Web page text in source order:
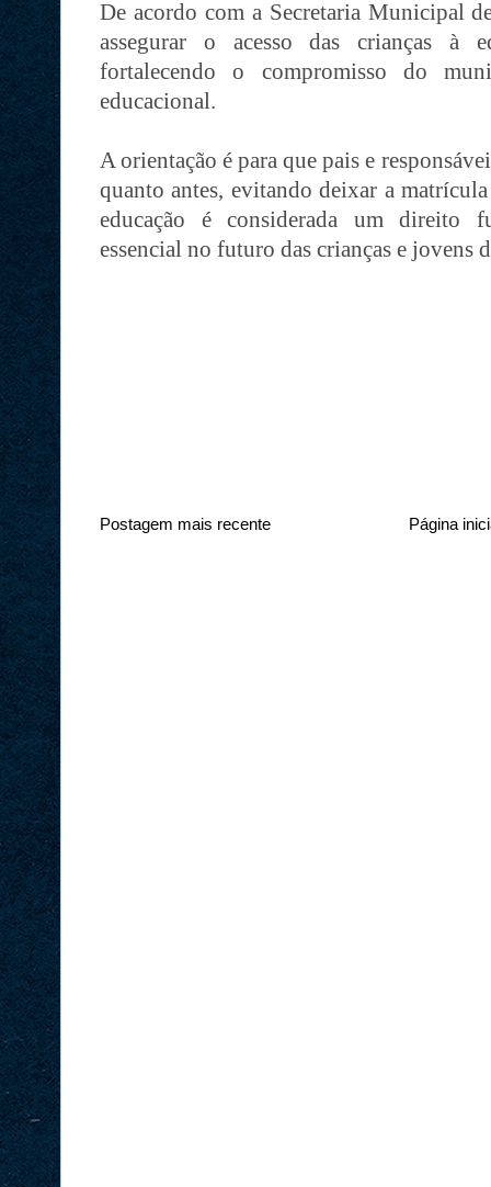
De acordo com a Secretaria Municipal
assegurar o acesso das crianças à
fortalecendo o compromisso do
educacional.
A orientação é para que pais e
quanto antes, evitando deixar a
educação é considerada um direito
essencial no futuro das crianças e jovens
Postagem mais recente Página